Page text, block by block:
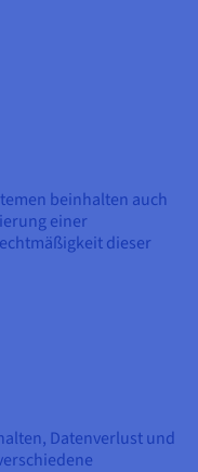
beinhalten auch
einer
dieser
Datenverlust und